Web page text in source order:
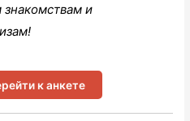
и
к анкете